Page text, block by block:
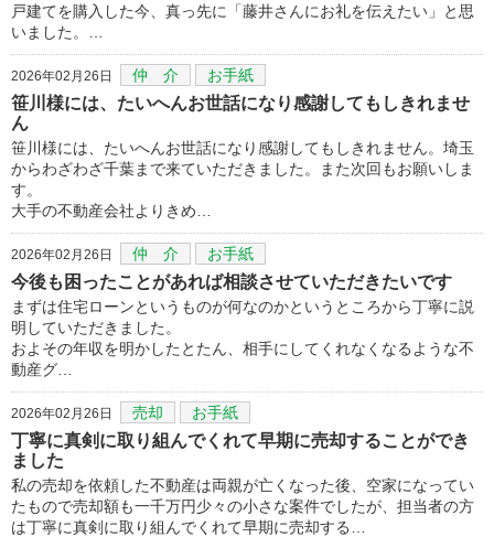
戸建てを購入した今、真っ先に「藤井さんにお礼を伝えたい」と思
いました。…
2026年02月26日 仲 介 お手紙
笹川様には、たいへんお世話になり感謝してもしきれませ
ん
笹川様には、たいへんお世話になり感謝してもしきれません。埼玉
からわざわざ千葉まで来ていただきました。また次回もお願いしま
す。
大手の不動産会社よりきめ…
2026年02月26日 仲 介 お手紙
今後も困ったことがあれば相談させていただきたいです
まずは住宅ローンというものが何なのかというところから丁寧に説
明していただきました。
およその年収を明かしたとたん、相手にしてくれなくなるような不
動産グ…
2026年02月26日 売却 お手紙
丁寧に真剣に取り組んでくれて早期に売却することができ
ました
私の売却を依頼した不動産は両親が亡くなった後、空家になってい
たもので売却額も一千万円少々の小さな案件でしたが、担当者の方
は丁寧に真剣に取り組んでくれて早期に売却する…